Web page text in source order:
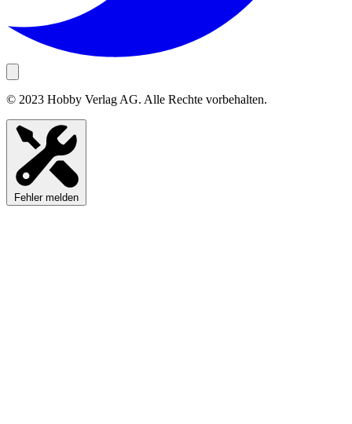
© 2023 Hobby Verlag AG. Alle Rechte vorbehalten.
Fehler melden